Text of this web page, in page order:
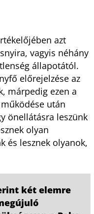
azt
vagyis néhány
állapotától.
előrejelzése az
márpedig ezen a
után
önellátásra leszünk
olyan
és lesznek olyanok,
két elemre